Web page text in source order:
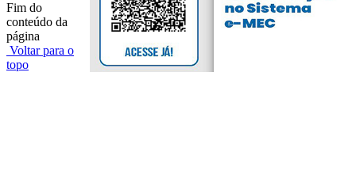
Fim do
conteúdo da
página
Voltar para o
topo